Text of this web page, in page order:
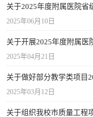
关于2025年度附属医院省
2025年06月10日
2025年04月21日
关于做好部分教学类项目
2025年03月12日
关于组织我校市质量工程